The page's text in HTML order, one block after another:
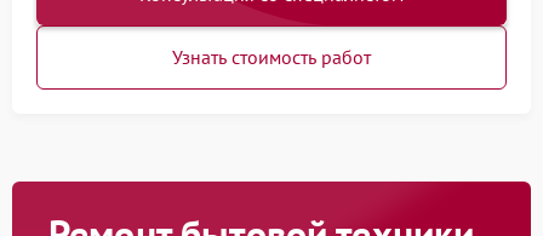
Узнать стоимость работ